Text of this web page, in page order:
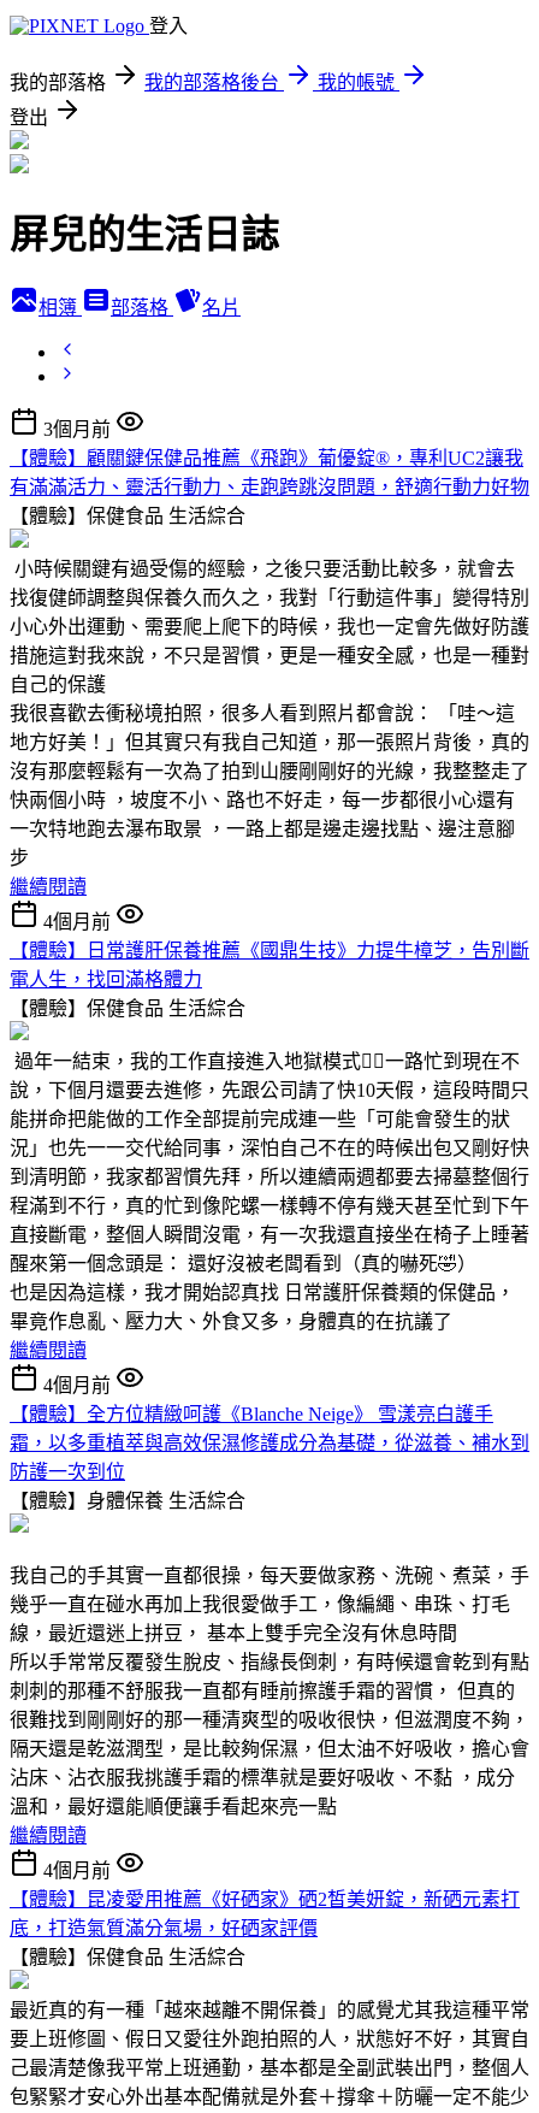
登入
我的部落格 我的部落格後台
我的帳號
登出
屏兒的生活日誌
相簿 部落格 名片
3個月前
【體驗】顧關鍵保健品推薦《飛跑》葡優錠®，專利UC2讓我
有滿滿活力、靈活行動力、走跑跨跳沒問題，舒適行動力好物
【體驗】保健食品 生活綜合
小時候關鍵有過受傷的經驗，之後只要活動比較多，就會去
找復健師調整與保養久而久之，我對「行動這件事」變得特別
小心外出運動、需要爬上爬下的時候，我也一定會先做好防護
措施這對我來說，不只是習慣，更是一種安全感，也是一種對
自己的保護
我很喜歡去衝秘境拍照，很多人看到照片都會說： 「哇～這
地方好美！」但其實只有我自己知道，那一張照片背後，真的
沒有那麼輕鬆有一次為了拍到山腰剛剛好的光線，我整整走了
快兩個小時 ，坡度不小、路也不好走，每一步都很小心還有
一次特地跑去瀑布取景 ，一路上都是邊走邊找點、邊注意腳
步
繼續閱讀
4個月前
【體驗】日常護肝保養推薦《國鼎生技》力提牛樟芝，告別斷
電人生，找回滿格體力
【體驗】保健食品 生活綜合
過年一結束，我的工作直接進入地獄模式😵‍💫一路忙到現在不
說，下個月還要去進修，先跟公司請了快10天假，這段時間只
能拼命把能做的工作全部提前完成連一些「可能會發生的狀
況」也先一一交代給同事，深怕自己不在的時候出包又剛好快
到清明節，我家都習慣先拜，所以連續兩週都要去掃墓整個行
程滿到不行，真的忙到像陀螺一樣轉不停有幾天甚至忙到下午
直接斷電，整個人瞬間沒電，有一次我還直接坐在椅子上睡著
醒來第一個念頭是： 還好沒被老闆看到（真的嚇死🤣）
也是因為這樣，我才開始認真找 日常護肝保養類的保健品，
畢竟作息亂、壓力大、外食又多，身體真的在抗議了
繼續閱讀
4個月前
【體驗】全方位精緻呵護《Blanche Neige》 雪漾亮白護手
霜，以多重植萃與高效保濕修護成分為基礎，從滋養、補水到
防護一次到位
【體驗】身體保養 生活綜合
我自己的手其實一直都很操，每天要做家務、洗碗、煮菜，手
幾乎一直在碰水再加上我很愛做手工，像編繩、串珠、打毛
線，最近還迷上拼豆， 基本上雙手完全沒有休息時間
所以手常常反覆發生脫皮、指緣長倒刺，有時候還會乾到有點
刺刺的那種不舒服我一直都有睡前擦護手霜的習慣， 但真的
很難找到剛剛好的那一種清爽型的吸收很快，但滋潤度不夠，
隔天還是乾滋潤型，是比較夠保濕，但太油不好吸收，擔心會
沾床、沾衣服我挑護手霜的標準就是要好吸收、不黏 ，成分
溫和，最好還能順便讓手看起來亮一點
繼續閱讀
4個月前
【體驗】昆凌愛用推薦《好硒家》硒2皙美妍錠，新硒元素打
底，打造氣質滿分氣場，好硒家評價
【體驗】保健食品 生活綜合
最近真的有一種「越來越離不開保養」的感覺尤其我這種平常
要上班修圖、假日又愛往外跑拍照的人，狀態好不好，其實自
己最清楚像我平常上班通勤，基本都是全副武裝出門，整個人
包緊緊才安心外出基本配備就是外套＋撐傘＋防曬一定不能少